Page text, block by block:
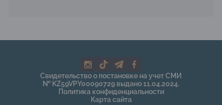
МЧС усилило мониторинг рек и моренных озер после
На общественных слушаниях представили
экологическую стратегию развития Алматы до 2040
Свидетельство о постановке на учет СМИ
№ KZ59VPY00090729 выдано 11.04.2024.
Политика конфиденциальности
Карта сайта